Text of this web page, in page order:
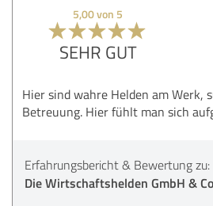
5,00 von 5
SEHR GUT
Hier sind wahre Helden am Werk,
Betreuung. Hier fühlt man sich
Erfahrungsbericht & Bewertung zu:
Die Wirtschaftshelden GmbH &